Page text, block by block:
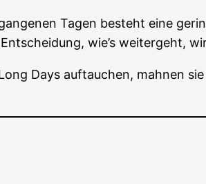
Tagen besteht eine
wie’s wei­ter­geht,
Days auf­tau­chen, mah­nen